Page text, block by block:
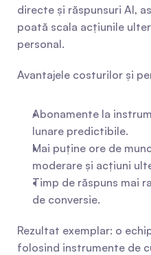
directe și răspunsuri AI,
poată scala acțiunile
personal.
Avantajele costurilor și
Abonamente la
lunare predictibile.
Mai puține ore de
moderare și acțiuni
Timp de răspuns mai
de conversie.
Rezultat exemplar: o
folosind instrumente de